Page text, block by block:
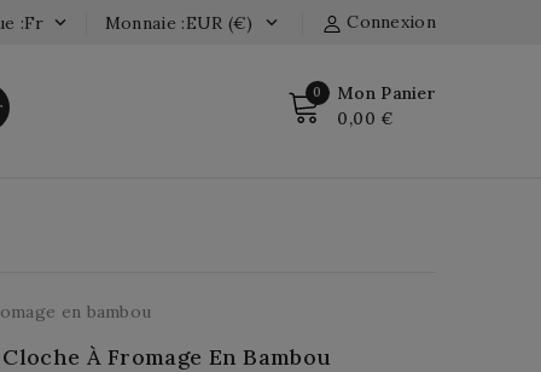
Connexion
Monnaie :EUR (€) 
:fr 
0 Mon Panier
0,00 €
en bambou
À Fromage En Bambou